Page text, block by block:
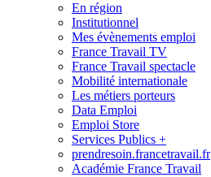
En région
Institutionnel
Mes évènements emploi
France Travail TV
France Travail spectacle
Mobilité internationale
Les métiers porteurs
Data Emploi
Emploi Store
Services Publics +
prendresoin.francetravail.fr
Académie France Travail